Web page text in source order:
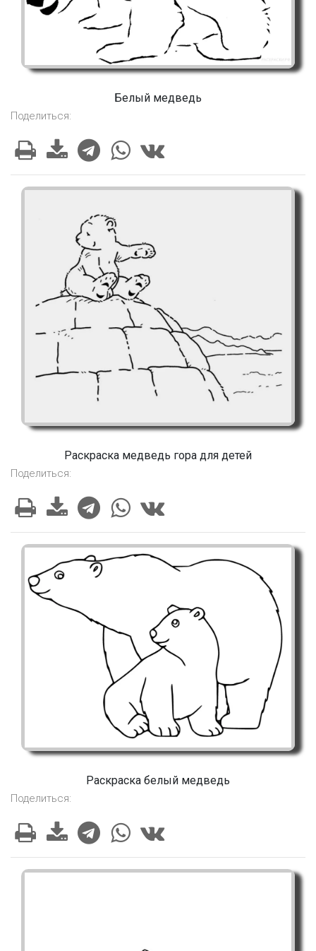
Белый медведь
Поделиться:
Раскраска медведь гора для детей
Поделиться:
Раскраска белый медведь
Поделиться: